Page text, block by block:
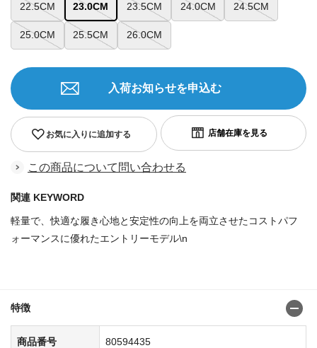
22.5CM 23.0CM 23.5CM 24.0CM 24.5CM
25.0CM 25.5CM 26.0CM
お気に入りに追加する
入荷お知らせを申込む
この商品について問い合わせる
関連 KEYWORD
軽量で、快適な履き心地と安定性の向上を両立させたコストパフ
ォーマンスに優れたエントリーモデル\n
特徴
商品番号 80594435